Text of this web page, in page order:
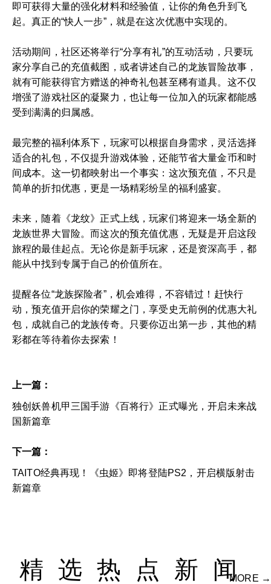
即可获得大量的强化材料和经验值，让你的角色升到飞
起。真正的“快人一步”，就是在这次优惠中实现的。
活动期间，社区还将举行“分享有礼”的互动活动，只要玩
家分享自己的充值截图，或者讲述自己的龙族冒险故事，
就有可能获得官方赠送的神奇礼包甚至稀有道具。这不仅
增强了游戏社区的凝聚力，也让每一位加入的玩家都能感
受到满满的归属感。
最完整的福利体系下，玩家可以根据自身需求，灵活选择
适合的礼包，不仅提升游戏体验，还能节省大量金币和时
间成本。这一切都映射出一个事实：这次预充值，不只是
简单的折扣优惠，更是一场精彩纷呈的福利盛宴。
未来，随着《龙纹》正式上线，玩家们将迎来一场全新的
龙族世界大冒险。而这次的预充值优惠，无疑是开启这段
旅程的最佳起点。无论你是新手玩家，还是资深高手，都
能从中找到专属于自己的价值所在。
提醒各位“龙族探险者”，机会难得，不容错过！赶快行
动，预充值开启你的荣耀之门，享受史无前例的优惠大礼
包，成就自己的龙族传奇。只要你迈出第一步，其他的精
彩都在等待着你去探索！
上一篇：
独创妖兽机甲三国手游《百将行》正式曝光，开启未来战
国新篇章
下一篇：
TAITO经典再现！《虫姬》即将登陆PS2，开启横版射击
新篇章
精选热点新闻
MORE →